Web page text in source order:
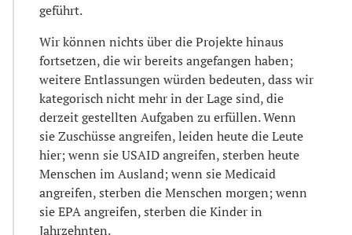
geführt.
Wir können nichts über die Projekte hinaus
fortsetzen, die wir bereits angefangen haben;
weitere Entlassungen würden bedeuten, dass wir
kategorisch nicht mehr in der Lage sind, die
derzeit gestellten Aufgaben zu erfüllen. Wenn
sie Zuschüsse angreifen, leiden heute die Leute
hier; wenn sie USAID angreifen, sterben heute
Menschen im Ausland; wenn sie Medicaid
angreifen, sterben die Menschen morgen; wenn
sie EPA angreifen, sterben die Kinder in
Jahrzehnten.